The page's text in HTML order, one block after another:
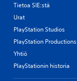
Tietoa SIE:stä
Urat
PlayStation Studios
PlayStation Productions
Yhtiö
PlayStationin historia